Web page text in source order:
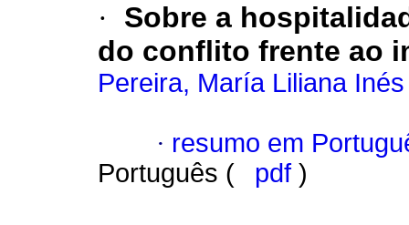
·
Sobre a
do conflito frente ao
Pereira, María Liliana
· resumo em
Português (
pdf )